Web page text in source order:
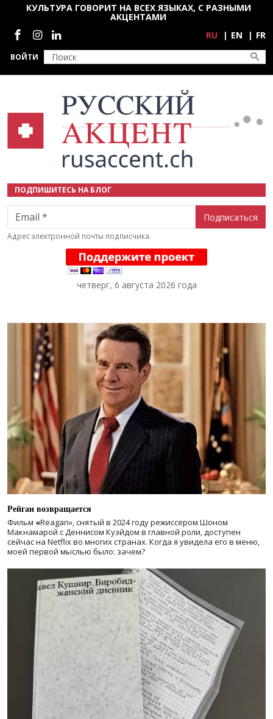
Перейти к основному содержанию
ВОЙТИ
КУЛЬТУРА ГОВОРИТ НА ВСЕХ ЯЗЫКАХ, С РАЗНЫМИ
АКЦЕНТАМИ
Социальные сети
RU EN FR
ПОДПИШИТЕСЬ НА БЛОГ
Email
Адрес электронной почты подписчика.
четверг, 6 августа 2026 года
Рейган возвращается
Фильм «Reagan», снятый в 2024 годурежиссером Шоном
Макнамарой с Деннисом Куэйдом в главной роли, доступен
сейчас на Netflix во многих странах. Когда я увидела его в меню,
моей первой мыслью было: зачем?